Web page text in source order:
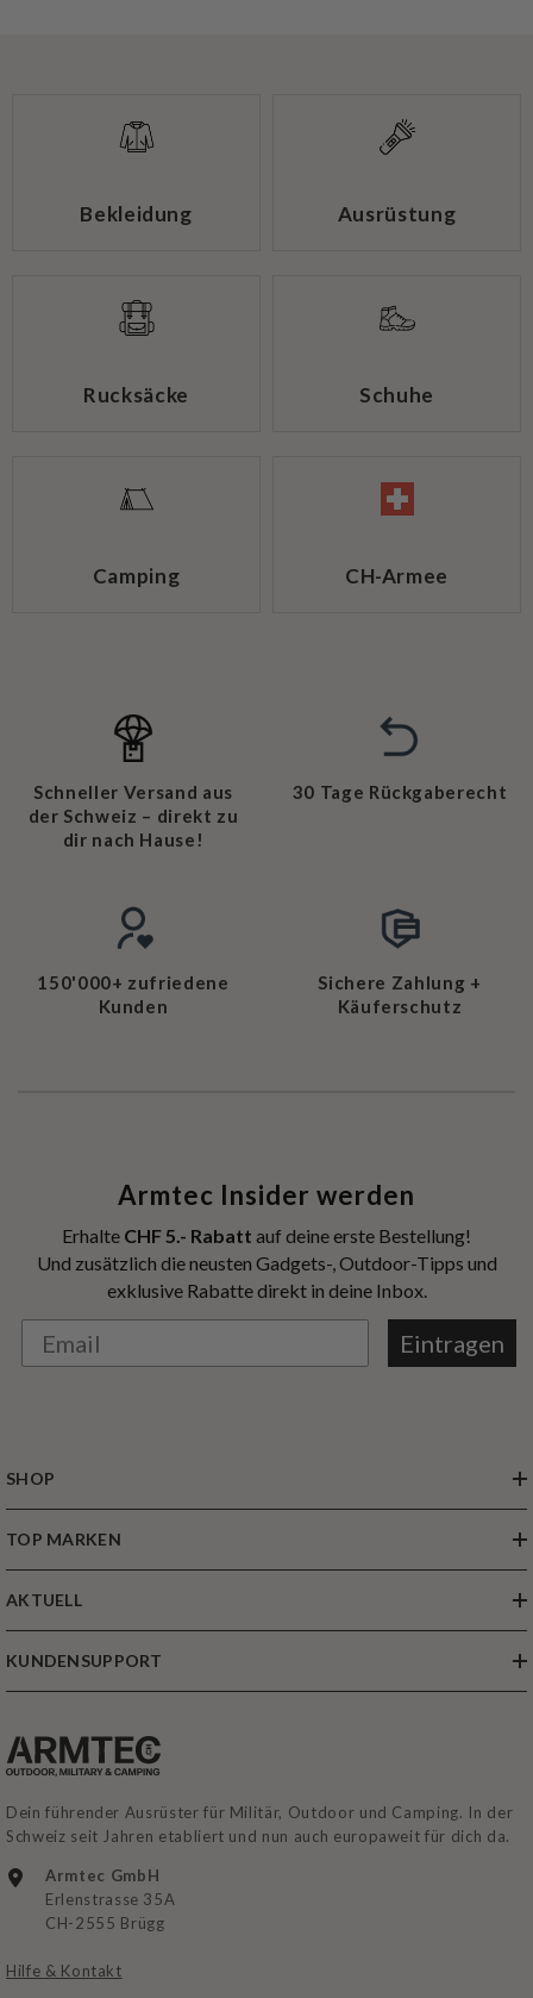
Bekleidung Ausrüstung
Rucksäcke Schuhe
Camping CH-Armee
Schneller Versand aus
der Schweiz – direkt zu
dir nach Hause!
30 Tage Rückgaberecht
150'000+ zufriedene
Kunden
Sichere Zahlung +
Käuferschutz
Armtec Insider werden
Erhalte CHF 5.- Rabatt auf deine erste Bestellung!
Und zusätzlich die neusten Gadgets-, Outdoor-Tipps und
exklusive Rabatte direkt in deine Inbox.
Eintragen
SHOP
TOP MARKEN
AKTUELL
KUNDENSUPPORT
Dein führender Ausrüster für Militär, Outdoor und Camping. In der
Schweiz seit Jahren etabliert und nun auch europaweit für dich da.
Armtec GmbH
Erlenstrasse 35A
CH-2555 Brügg
Hilfe & Kontakt